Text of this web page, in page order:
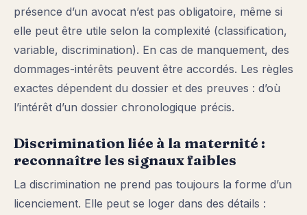
présence d’un avocat n’est pas obligatoire, même si
elle peut être utile selon la complexité (classification,
variable, discrimination). En cas de manquement, des
dommages-intérêts peuvent être accordés. Les règles
exactes dépendent du dossier et des preuves : d’où
l’intérêt d’un dossier chronologique précis.
Discrimination liée à la maternité :
reconnaître les signaux faibles
La discrimination ne prend pas toujours la forme d’un
licenciement. Elle peut se loger dans des détails :